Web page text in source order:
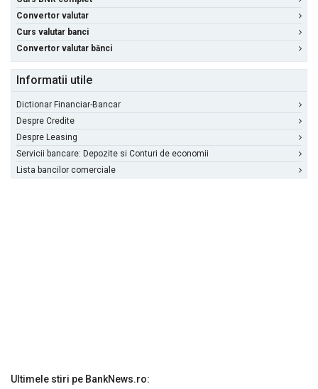
Convertor valutar
Curs valutar banci
Convertor valutar bănci
Informatii utile
Dictionar Financiar-Bancar
Despre Credite
Despre Leasing
Servicii bancare: Depozite si Conturi de economii
Lista bancilor comerciale
Ultimele stiri pe BankNews.ro: